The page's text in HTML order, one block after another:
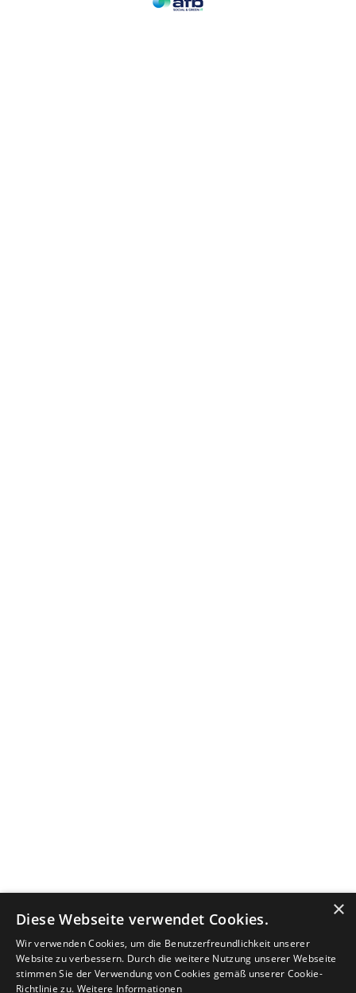
×
Diese Webseite verwendet Cookies.
Wir verwenden Cookies, um die Benutzerfreundlichkeit unserer
Website zu verbessern. Durch die weitere Nutzung unserer Webseite
stimmen Sie der Verwendung von Cookies gemäß unserer Cookie-
Richtlinie zu. Weitere Informationen